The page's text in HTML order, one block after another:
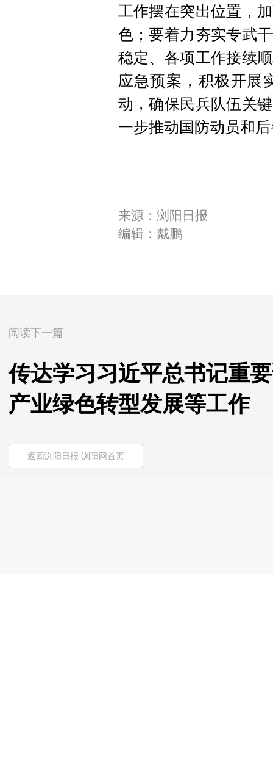
工作摆在突出位置，
色；要着力夯实专武
稳定、各项工作接续
应急预案，积极开展
动，确保民兵队伍关
一步推动国防动员和
来源：浏阳日报
编辑：戴鹏
阅读下一篇
传达学习习近平总书记重
产业绿色转型发展等工作
返回浏阳日报-浏阳网首页